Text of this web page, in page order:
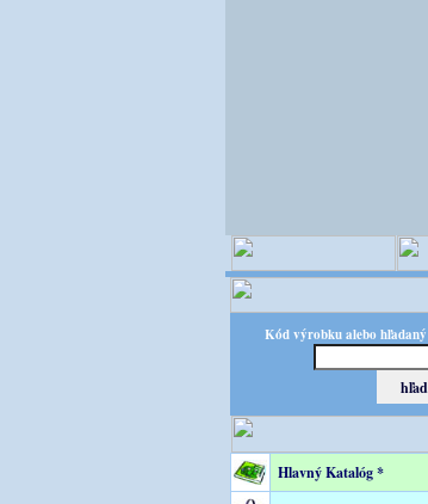
Kód výrobku alebo
Hlavný Katalóg *
– špecialista na floristické